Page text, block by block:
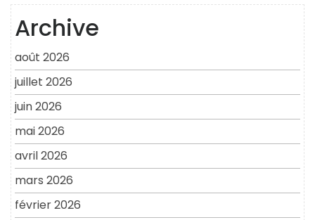
Archive
août 2026
juillet 2026
juin 2026
mai 2026
avril 2026
mars 2026
février 2026